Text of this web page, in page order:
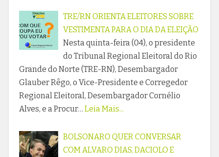
TRE/RN ORIENTA ELEITORES SOBRE
VESTIMENTA PARA O DIA DA ELEIÇÃO
Nesta quinta-feira (04), o presidente
do Tribunal Regional Eleitoral do Rio
Grande do Norte (TRE-RN), Desembargador
Glauber Rêgo, o Vice-Presidente e Corregedor
Regional Eleitoral, Desembargador Cornélio
Alves, e a Procur… Leia Mais...
BOLSONARO QUER CONVERSAR
COM ALVARO DIAS, DACIOLO E